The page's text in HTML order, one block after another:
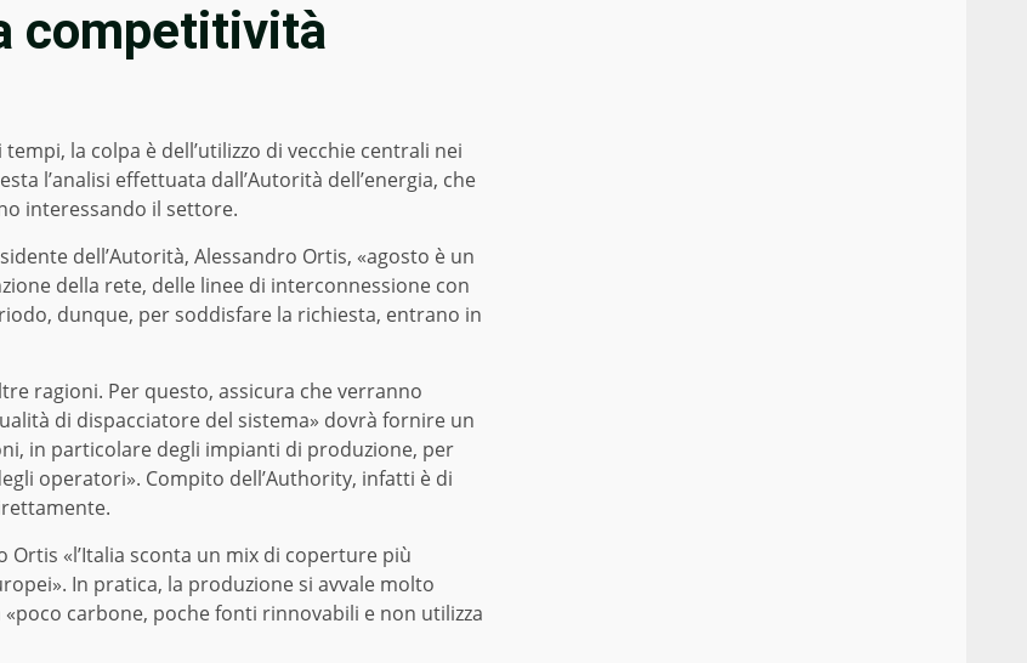
competitività
la colpa è dell’utilizzo di vecchie centrali nei
l’analisi effettuata dall’Autorità dell’energia, che
interessando il settore.
dell’Autorità, Alessandro Ortis, «agosto è un
della rete, delle linee di interconnessione con
dunque, per soddisfare la richiesta, entrano in
ragioni. Per questo, assicura che verranno
di dispacciatore del sistema» dovrà fornire un
in particolare degli impianti di produzione, per
operatori». Compito dell’Authority, infatti è di
Ortis «l’Italia sconta un mix di coperture più
In pratica, la produzione si avvale molto
carbone, poche fonti rinnovabili e non utilizza